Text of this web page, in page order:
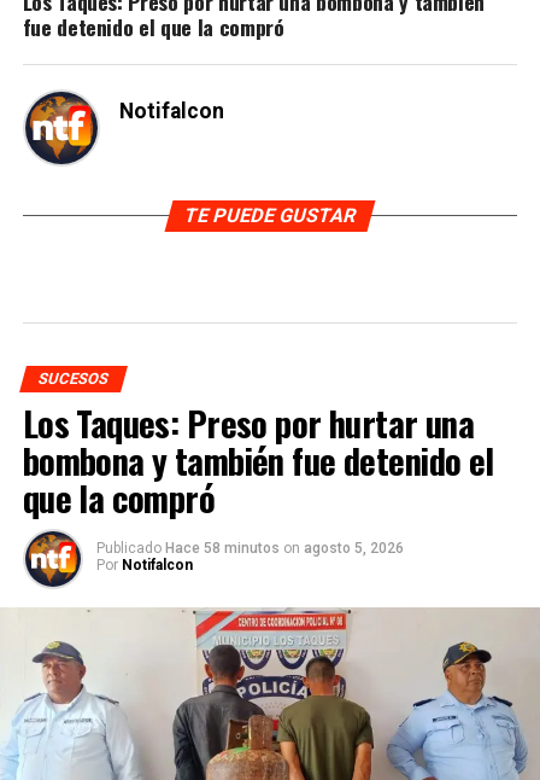
fue detenido el que la compró
Notifalcon
TE PUEDE GUSTAR
SUCESOS
Los Taques: Preso por hurtar una
bombona y también fue detenido el
que la compró
Publicado Hace 58 minutos on agosto 5, 2026
Por Notifalcon